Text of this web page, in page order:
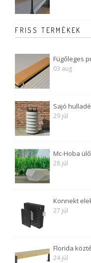
FRISS TERMÉKEK
Fügőleges
03 aug
Sajó
29 júl
Mc-Hoba
28 júl
Konnekt
27 júl
Florida
24 júl